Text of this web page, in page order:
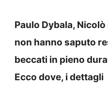
Paulo Dybala,
non hanno saputo
beccati in pieno
Ecco dove, i dettagli